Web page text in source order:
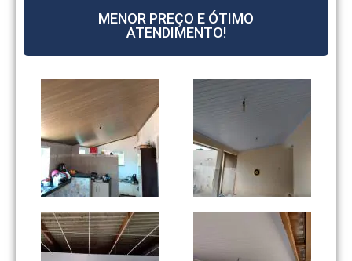
MENOR PREÇO E ÓTIMO
ATENDIMENTO!